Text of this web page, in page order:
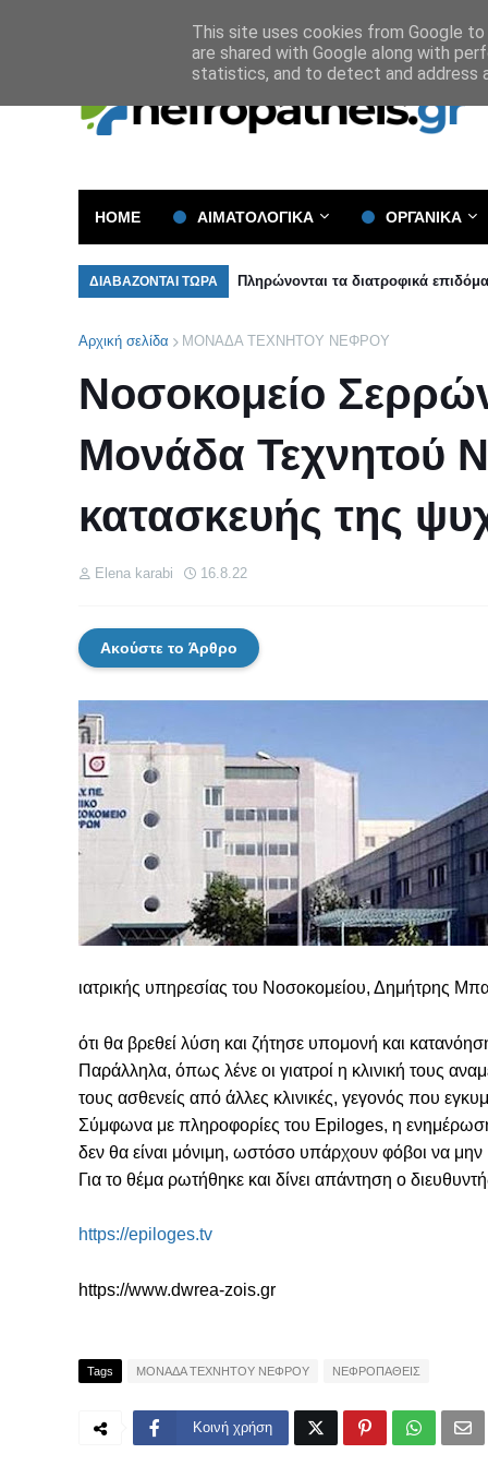
HOME ΑΙΜΑΤΟΛΟΓΙΚΑ ΟΡΓΑΝΙΚΑ
ΔΙΑΒΑΖΟΝΤΑΙ ΤΩΡΑ Πληρώνονται τα διατροφικά
Αρχική σελίδα ΜΟΝΑΔΑ ΤΕΧΝΗΤΟΥ ΝΕΦΡΟΥ
Νοσοκομείο
Μονάδα Τεχνητού
κατασκευής της
Elena karabi 16.8.22
Ακούστε το Άρθρο
ιατρικής υπηρεσίας του Νοσοκομείου, Δημήτρης
ότι θα βρεθεί λύση και ζήτησε υπομονή και
Παράλληλα, όπως λένε οι γιατροί η κλινική τους
τους ασθενείς από άλλες κλινικές, γεγονός που
Σύμφωνα με πληροφορίες του Epiloges, η ενημέρωση
δεν θα είναι μόνιμη, ωστόσο υπάρχουν φόβοι να
Για το θέμα ρωτήθηκε και δίνει απάντηση ο
https://epiloges.tv
https://www.dwrea-zois.gr
Tags ΜΟΝΑΔΑ ΤΕΧΝΗΤΟΥ ΝΕΦΡΟΥ ΝΕΦΡΟΠΑΘΕΙΣ
Κοινή χρήση
This site uses cookies from Google
are shared with Google along with
statistics, and to detect and address